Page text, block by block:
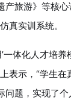
产旅游》等核
真实训系统。
一体化人才培
表示，“学生
问题，实现了